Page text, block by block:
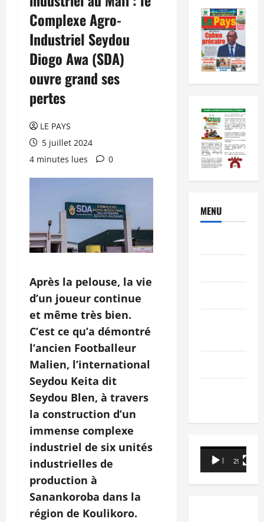
Complexe Agro-
Industriel Seydou
Diogo Awa (SDA)
ouvre grand ses
pertes
LE PAYS
5 juillet 2024
4 minutes lues
0
Après la pelouse, la vie
d’un joueur continue
et même très bien.
C’est ce qu’a démontré
l’ancien Footballeur
Malien, l’international
Seydou Keita dit
Seydou Blen, à travers
la construction d’un
immense complexe
industriel de six unités
industrielles de
production à
Sanankoroba dans la
région de Koulikoro.
MENU
Lecteur
vidéo
00:00 29:21